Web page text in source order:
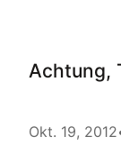
Achtung,
Okt. 19, 2012